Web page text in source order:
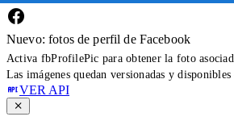
Nuevo: fotos de perfil de Facebook
Activa fbProfilePic para obtener la foto
Las imágenes quedan versionadas y disponibles
VER API